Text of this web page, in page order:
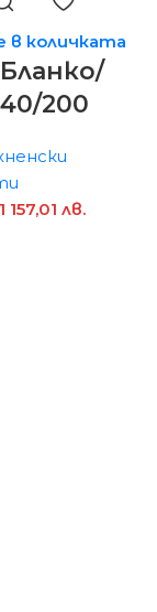
в количката
200
157,01 лв.